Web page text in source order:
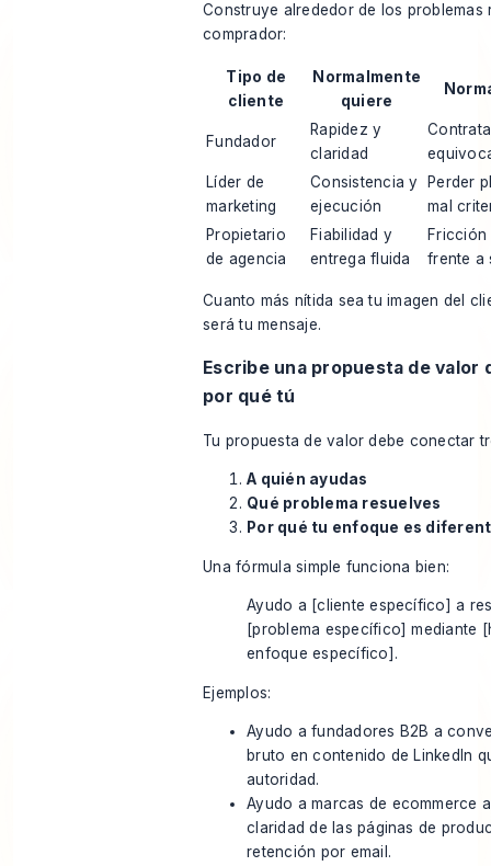
Construye alrededor de los problemas
comprador:
Tipo de
cliente
Normalmente
quiere
Fundador
Rapidez y
claridad
Líder de
marketing
Consistencia y
ejecución
Perder
mal
Propietario
de agencia
Fiabilidad y
entrega fluida
frente a
Cuanto más nítida sea tu imagen del
será tu mensaje.
Escribe una propuesta de valor
por qué tú
Tu propuesta de valor debe conectar
A quién ayudas
Qué problema resuelves
Por qué tu enfoque es
Una fórmula simple funciona bien:
Ayudo a [cliente específico] a
[problema específico] mediante
enfoque específico].
Ejemplos:
Ayudo a fundadores B2B a
bruto en contenido de LinkedIn
autoridad.
Ayudo a marcas de ecommerce
claridad de las páginas de
retención por email.